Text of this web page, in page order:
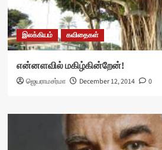
இலக்கியம் கவிதைகள்
என்னளவில் மகிழ்கின்றேன்!
ஜெயராமசர்மா December 12, 2014 0